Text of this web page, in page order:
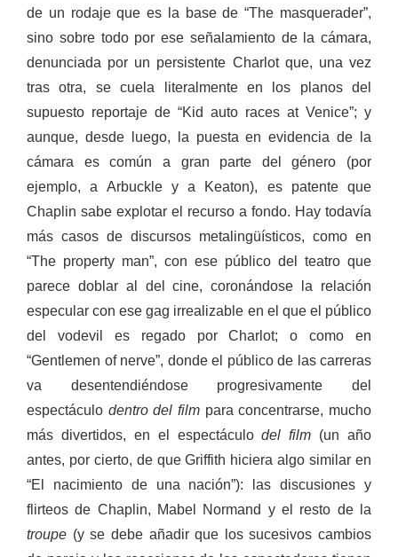
de un rodaje que es la base de “The masquerader”,
sino sobre todo por ese señalamiento de la cámara,
denunciada por un persistente Charlot que, una vez
tras otra, se cuela literalmente en los planos del
supuesto reportaje de “Kid auto races at Venice”; y
aunque, desde luego, la puesta en evidencia de la
cámara es común a gran parte del género (por
ejemplo, a Arbuckle y a Keaton), es patente que
Chaplin sabe explotar el recurso a fondo. Hay todavía
más casos de discursos metalingüísticos, como en
“The property man”, con ese público del teatro que
parece doblar al del cine, coronándose la relación
especular con ese gag irrealizable en el que el público
del vodevil es regado por Charlot; o como en
“Gentlemen of nerve”, donde el público de las carreras
va desentendiéndose progresivamente del
espectáculo dentro del film para concentrarse, mucho
más divertidos, en el espectáculodel film (un año
antes, por cierto, de que Griffith hiciera algo similar en
“El nacimiento de una nación”): las discusiones y
flirteos de Chaplin, Mabel Normand y el resto de la
troupe (y se debe añadir que los sucesivos cambios